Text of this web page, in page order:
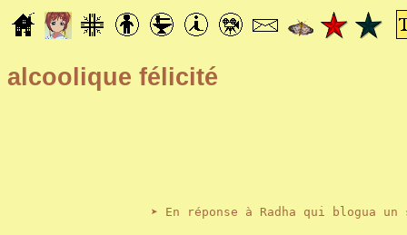
alcoolique félicité
➤ En réponse à Radha qui blogua